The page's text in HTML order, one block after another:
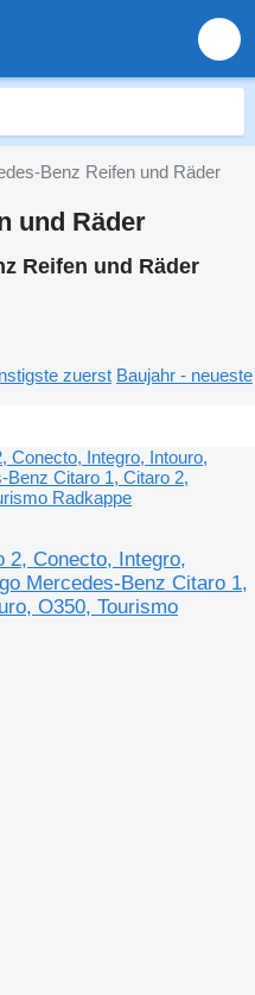
Benz Reifen und Räder
und Räder
Reifen und Räder
zuerst Baujahr - neueste
2, Conecto, Integro,
Mercedes-Benz Citaro 1,
O350, Tourismo